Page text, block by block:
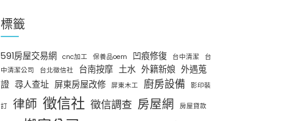
標籤
591房屋交易網 cnc加工 保養品oem 凹痕修復 台中清潔
台
中清潔公司
台北徵信社 台南按摩 土水 外籍新娘 外遇蒐
證 尋人查址 屏東房屋改修 屏東木工 廚房設備 影印裝
訂 律師 徵信社 徵信調查 房屋網 房屋貸款